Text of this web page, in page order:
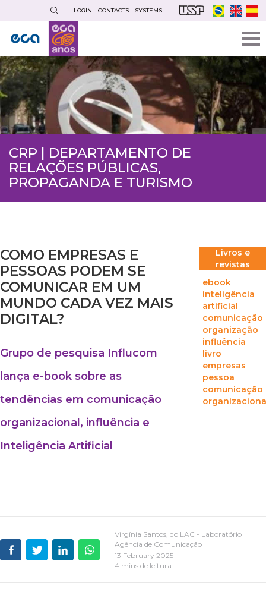
main
content
LOGIN CONTACTS SYSTEMS
CRP | DEPARTAMENTO DE
RELAÇÕES PÚBLICAS,
PROPAGANDA E TURISMO
COMO EMPRESAS E
PESSOAS PODEM SE
COMUNICAR EM UM
MUNDO CADA VEZ MAIS
DIGITAL?
Grupo de pesquisa Influcom
lança e-book sobre as
tendências em comunicação
organizacional, influência e
Inteligência Artificial
Livros e
revistas
ebook
inteligência
artificial
comunicação
organização
influência
livro
empresas
pessoa
comunicação
Virgínia Santos, do LAC - Laboratório
Agência de Comunicação
13 February 2025
4 mins de leitura